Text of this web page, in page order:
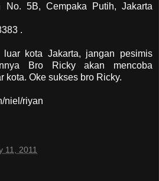
5B, Cempaka Putih, Jakarta
.
kota Jakarta, jangan pesimis
Bro Ricky akan mencoba
kota. Oke sukses bro Ricky.
niel/riyan
11, 2011